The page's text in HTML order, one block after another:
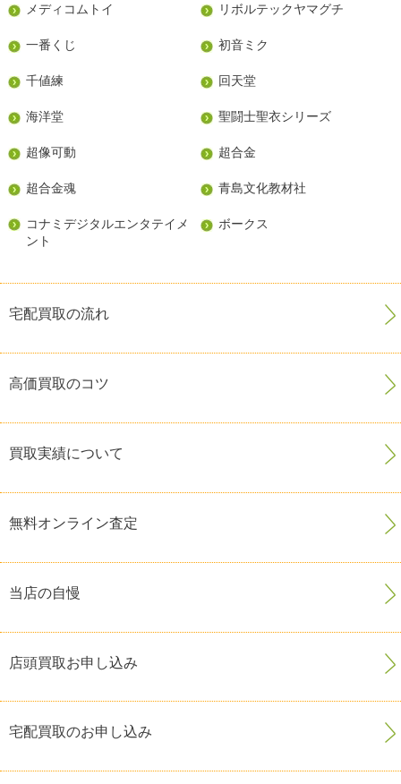
メディコムトイ リボルテックヤマグチ
一番くじ 初音ミク
千値練 回天堂
海洋堂 聖闘士聖衣シリーズ
超像可動 超合金
超合金魂 青島文化教材社
コナミデジタルエンタテイメ
ント
ボークス
宅配買取の流れ
高価買取のコツ
買取実績について
無料オンライン査定
当店の自慢
店頭買取お申し込み
宅配買取のお申し込み